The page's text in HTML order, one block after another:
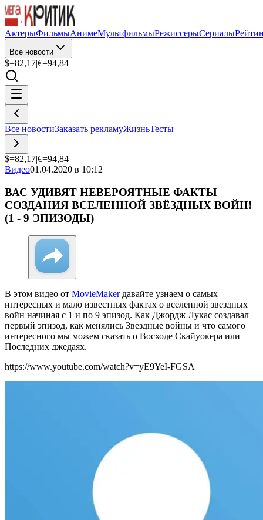
АктерыФильмыАнимеМультфильмыРежиссерыСериалы
Все новости
$=82,17|€=94,84
Все новостиЗаказать рекламуЖизньТесты
$=82,17|€=94,84
Видео01.04.2020 в 10:12
ВАС УДИВЯТ НЕВЕРОЯТНЫЕ ФАКТЫ
СОЗДАНИЯ ВСЕЛЕННОЙ ЗВЁЗДНЫХ ВОЙН!
(1 - 9 ЭПИЗОДЫ)
В этом видео от MovieMakerдавайте узнаем о самых
интересных и мало известных фактах о вселенной звездных
войн начиная с 1 и по 9 эпизод. Как Джордж Лукас создавал
первый эпизод, как менялись Звездные войны и что самого
интересного мы можем сказать о Восходе Скайуокера или
Последних джедаях.
https://www.youtube.com/watch?v=yE9YeI-FGSA